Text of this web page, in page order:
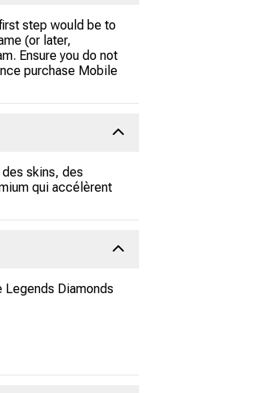
step would be to
(or later,
Ensure you do not
purchase Mobile
skins, des
qui accélèrent
Diamonds